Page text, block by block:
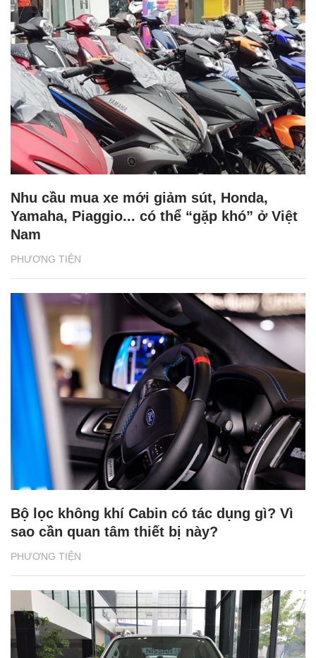
PHƯƠNG TIỆN
Nhu cầu mua xe mới giảm sút, Honda,
Yamaha, Piaggio... có thể “gặp khó” ở Việt
Nam
PHƯƠNG TIỆN
Bộ lọc không khí Cabin có tác dụng gì? Vì
sao cần quan tâm thiết bị này?